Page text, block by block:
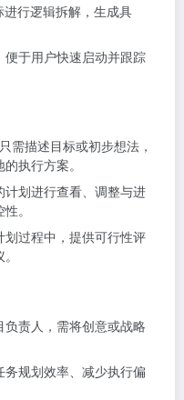
行逻辑拆解，生成具
于用户快速启动并跟踪
需描述目标或初步想法，
执行方案。
计划进行查看、调整与进
。
划过程中，提供可行性评
责人，需将创意或战略
规划效率、减少执行偏